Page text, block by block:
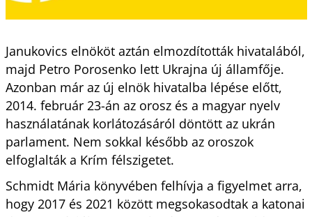
Janukovics elnököt aztán elmozdították hivatalából,
majd Petro Porosenko lett Ukrajna új államfője.
Azonban már az új elnök hivatalba lépése előtt,
2014. február 23-án az orosz és a magyar nyelv
használatának korlátozásáról döntött az ukrán
parlament. Nem sokkal később az oroszok
elfoglalták a Krím félszigetet.
Schmidt Mária könyvében felhívja a figyelmet arra,
hogy 2017 és 2021 között megsokasodtak a katonai